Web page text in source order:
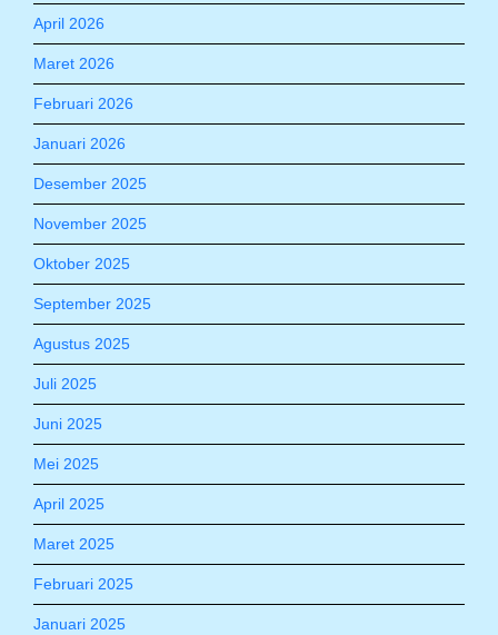
April 2026
Maret 2026
Februari 2026
Januari 2026
Desember 2025
November 2025
Oktober 2025
September 2025
Agustus 2025
Juli 2025
Juni 2025
Mei 2025
April 2025
Maret 2025
Februari 2025
Januari 2025